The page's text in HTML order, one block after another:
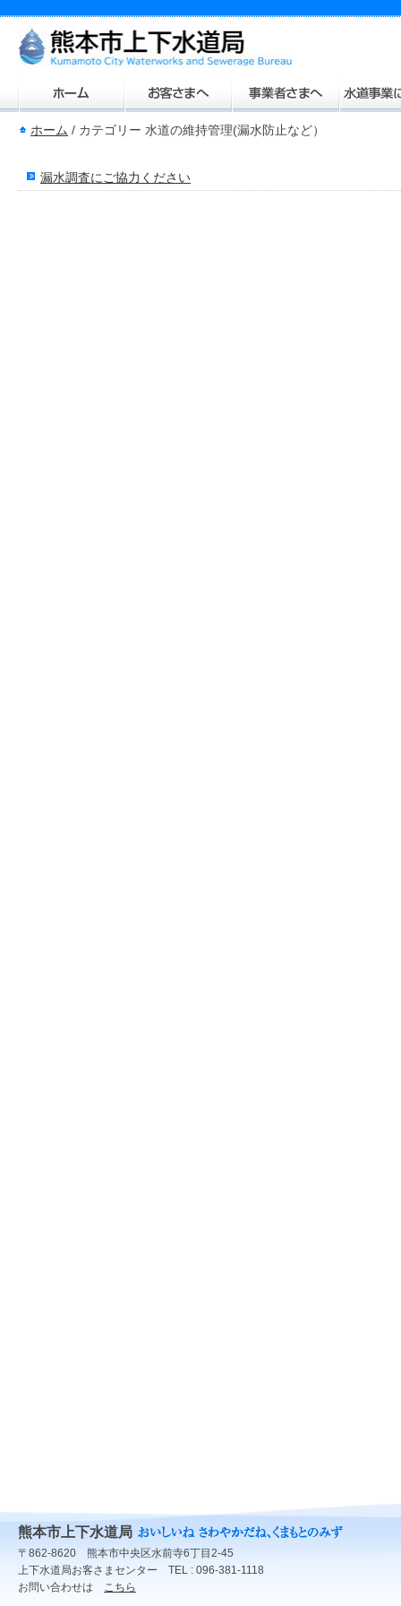
ホーム / カテゴリー 水道の維持管理(漏水防止など）
漏水調査にご協力ください
熊本市上下水道局
〒862-8620 熊本市中央区水前寺6丁目2-45
上下水道局お客さまセンター TEL : 096-381-1118
お問い合わせは こちら